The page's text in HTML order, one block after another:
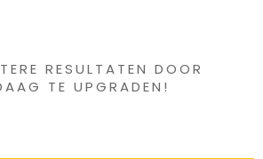
RESULTATEN DOOR
TE UPGRADEN!